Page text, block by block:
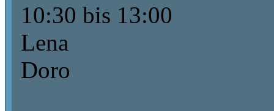
10:30 bis 13:00
Lena
Doro